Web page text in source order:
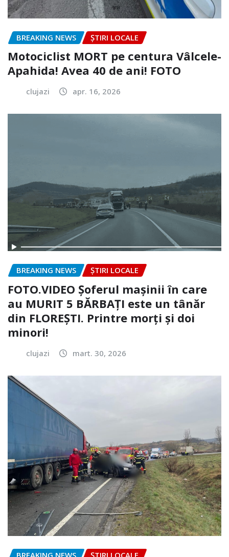
BREAKING NEWS ȘTIRI LOCALE
Motociclist MORT pe centura Vâlcele-
Apahida! Avea 40 de ani! FOTO
clujazi apr. 16, 2026
BREAKING NEWS ȘTIRI LOCALE
FOTO.VIDEO Șoferul mașinii în care
au MURIT 5 BĂRBAȚI este un tânăr
din FLOREȘTI. Printre morți și doi
minori!
clujazi mart. 30, 2026